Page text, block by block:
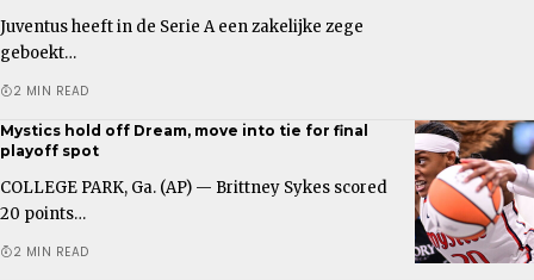
Juventus heeft in de Serie A een zakelijke zege
geboekt…
2 MIN READ
Mystics hold off Dream, move into tie for final
playoff spot
COLLEGE PARK, Ga. (AP) — Brittney Sykes scored
20 points…
2 MIN READ